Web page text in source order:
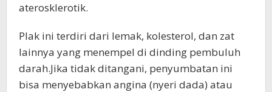
aterosklerotik.
Plak ini terdiri dari lemak, kolesterol, dan zat
lainnya yang menempel di dinding pembuluh
darah.Jika tidak ditangani, penyumbatan ini
bisa menyebabkan angina (nyeri dada) atau